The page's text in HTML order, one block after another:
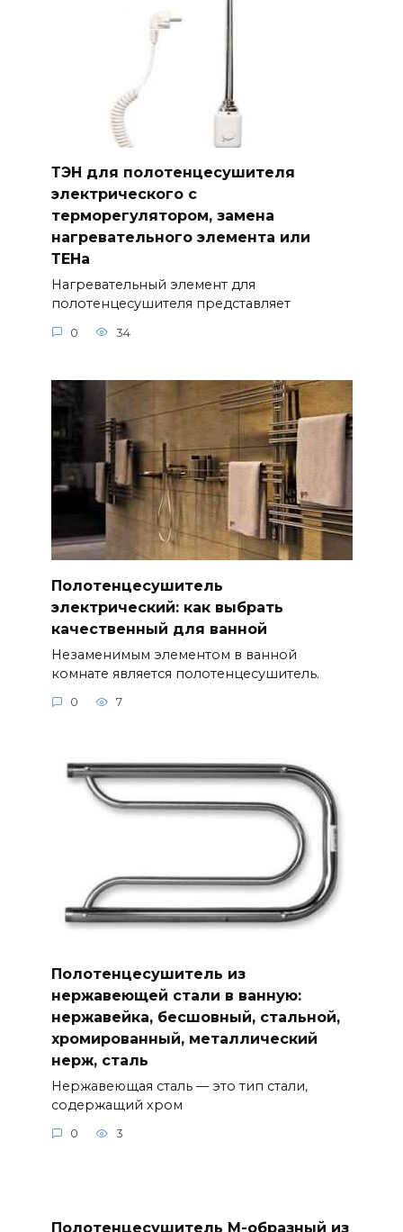
ТЭН для полотенцесушителя
электрического с
терморегулятором, замена
нагревательного элемента или
ТЕНа
Нагревательный элемент для
полотенцесушителя представляет
0 34
Полотенцесушитель
электрический: как выбрать
качественный для ванной
Незаменимым элементом в ванной
комнате является полотенцесушитель.
0 7
Полотенцесушитель из
нержавеющей стали в ванную:
нержавейка, бесшовный, стальной,
хромированный, металлический
нерж, сталь
Нержавеющая сталь — это тип стали,
содержащий хром
0 3
Полотенцесушитель М-образный из